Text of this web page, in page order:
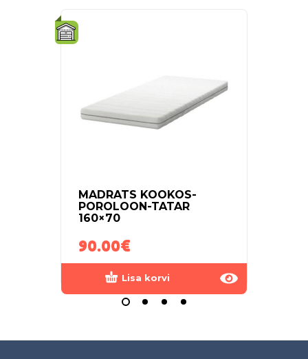
MADRATS KOOKOS-
POROLOON-TATAR
160×70
90.00€
Lisa korvi